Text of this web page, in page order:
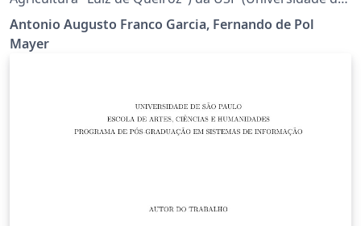
São Paulo). Esse template permite que a tese seja
escrita em capítulos, cada um com sua própria seção
de referências bibliográficas.
Antonio Augusto Franco Garcia, Fernando de Pol
Mayer